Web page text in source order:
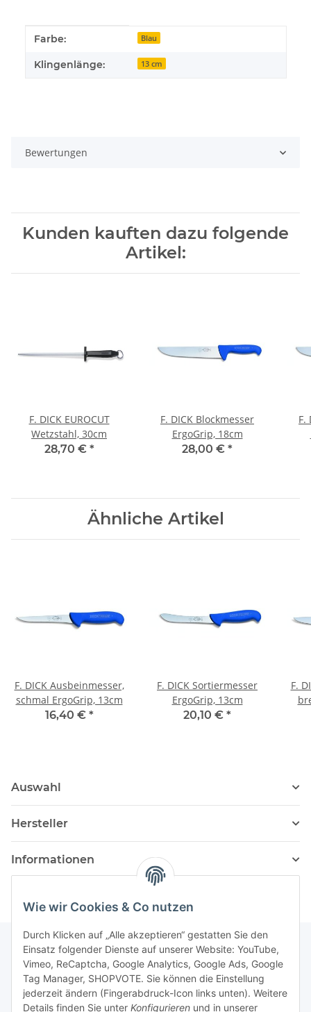
Wie wir Cookies & Co nutzen
Durch Klicken auf „Alle akzeptieren“ gestatten Sie den
Einsatz folgender Dienste auf unserer Website: YouTube,
Vimeo, ReCaptcha, Google Analytics, Google Ads, Google
Tag Manager, SHOPVOTE. Sie können die Einstellung
jederzeit ändern (Fingerabdruck-Icon links unten). Weitere
Details finden Sie unter Konfigurieren und in unserer
Produkteigenschaft
Wert
Farbe: Blau
Klingenlänge: 13 cm
Bewertungen
Kunden kauften dazu folgende
Artikel:
F. DICK EUROCUT
Wetzstahl, 30cm
28,70 € *
F. DICK Blockmesser
ErgoGrip, 18cm
28,00 € *
F.
Ähnliche Artikel
F. DICK Ausbeinmesser,
schmal ErgoGrip, 13cm
16,40 € *
F. DICK Sortiermesser
ErgoGrip, 13cm
20,10 € *
F.
Auswahl
Hersteller
Informationen
Newsletter Abonnieren
Bitte senden Sie mir entsprechend Ihrer